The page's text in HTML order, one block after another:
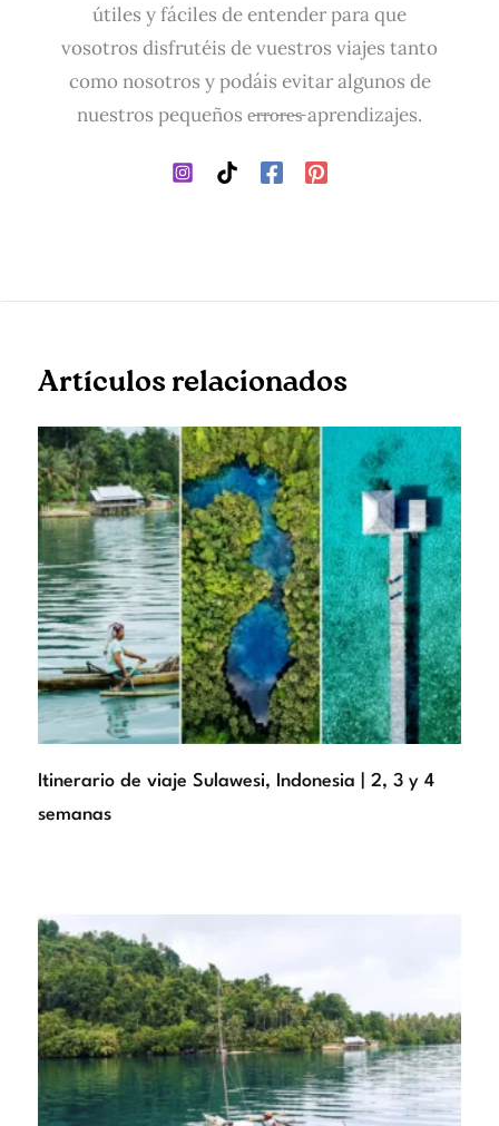
útiles y fáciles de entender para que
vosotros disfrutéis de vuestros viajes tanto
como nosotros y podáis evitar algunos de
nuestros pequeños e̵r̵r̵o̵r̵e̵s̵ aprendizajes.
Artículos relacionados
Itinerario de viaje Sulawesi, Indonesia | 2, 3 y 4
semanas